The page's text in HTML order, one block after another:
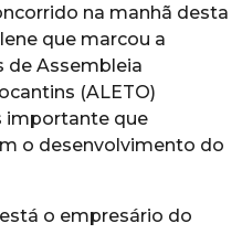
na manhã desta
que marcou a
de Assembleia
(ALETO)
importante que
o desenvolvimento do
o empresário do